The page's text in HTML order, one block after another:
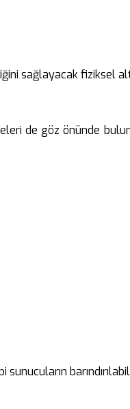
sağlayacak fiziksel
de göz önünde